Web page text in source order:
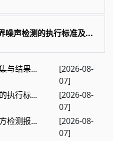
噪声检测的执行标准及...
与结果...
[2026-08-
07]
执行标...
[2026-08-
07]
检测报...
[2026-08-
07]